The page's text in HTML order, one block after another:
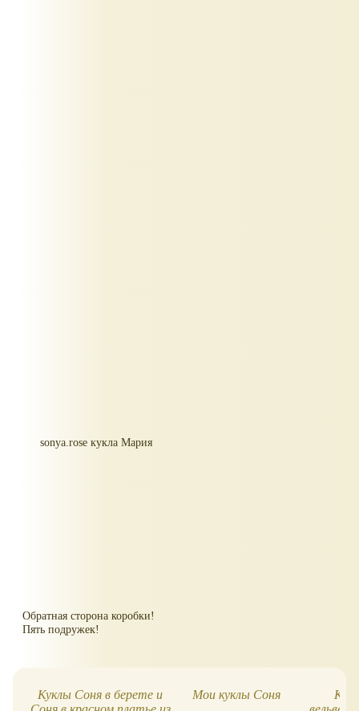
sonya.rose кукла Мария
Обратная сторона коробки!
Пять подружек!
Куклы Соня в берете и
Мои куклы Соня